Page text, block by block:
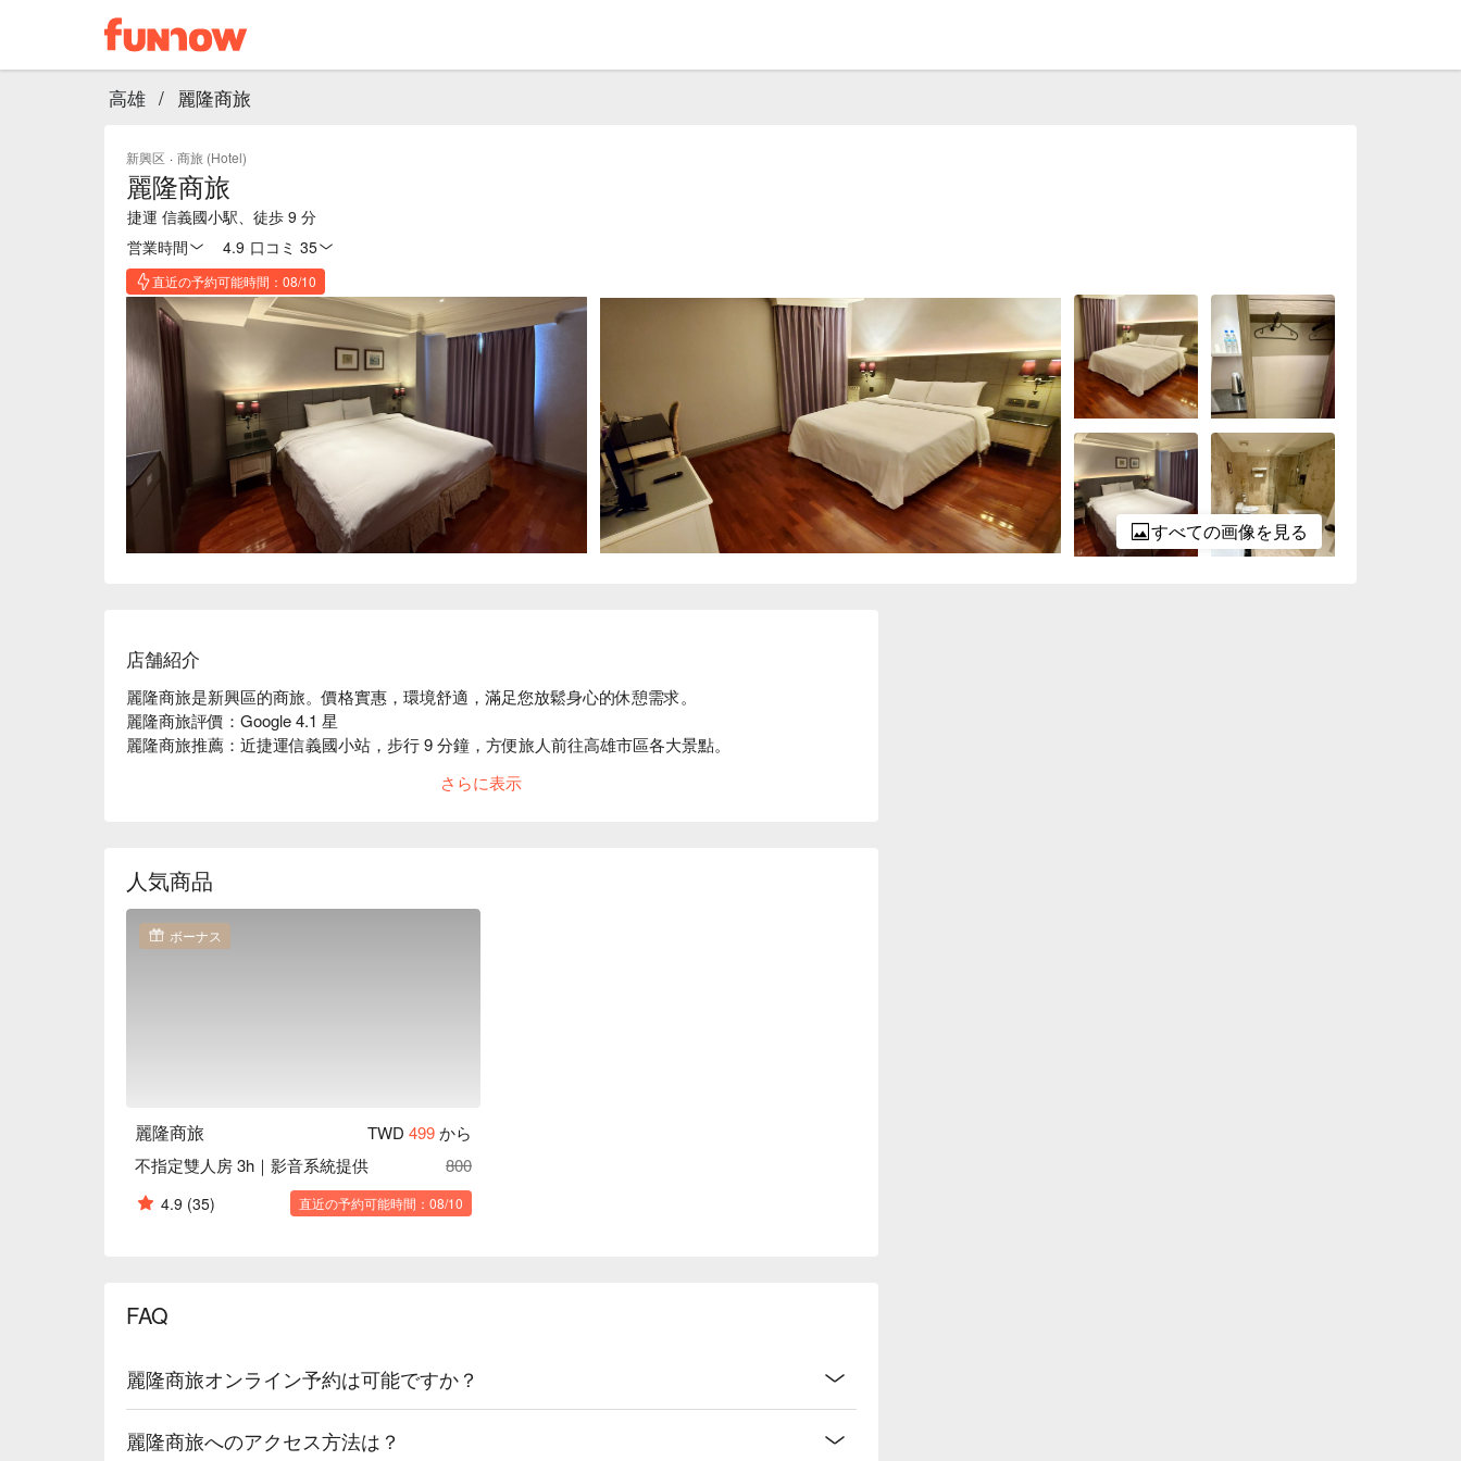
高雄 / 麗隆商旅
新興区 · 商旅 (Hotel)
麗隆商旅
捷運 信義國小駅、徒歩 9 分
営業時間
4.9 口コミ 35
直近の予約可能時間：08/10
すべての画像を見る
店舗紹介
麗隆商旅是新興區的商旅。價格實惠，環境舒適，滿足您放鬆身心的休憩需求。
麗隆商旅評價：Google 4.1 星
麗隆商旅推薦：近捷運信義國小站，步行 9 分鐘，方便旅人前往高雄市區各大景點。
さらに表示
人気商品
ボーナス
麗隆商旅 TWD 499から
不指定雙人房 3h｜影音系統提供
800
4.9 (35) 直近の予約可能時間：08/10
FAQ
麗隆商旅オンライン予約は可能ですか？
麗隆商旅へのアクセス方法は？